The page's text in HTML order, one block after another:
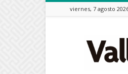
viernes, 7 agosto